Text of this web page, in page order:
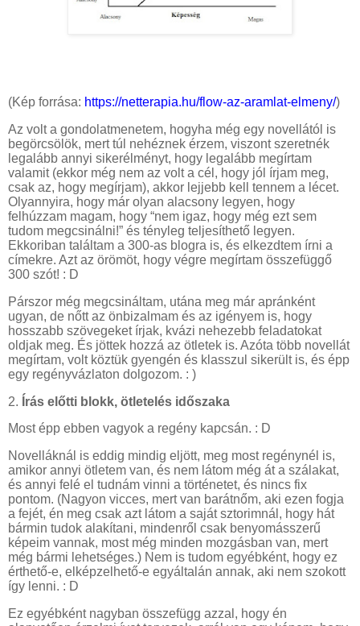
(Kép forrása: https://netterapia.hu/flow-az-aramlat-elmeny/)
Az volt a gondolatmenetem, hogyha még egy novellától is
begörcsölök, mert túl nehéznek érzem, viszont szeretnék
legalább annyi sikerélményt, hogy legalább megírtam
valamit (ekkor még nem az volt a cél, hogy jól írjam meg,
csak az, hogy megírjam), akkor lejjebb kell tennem a lécet.
Olyannyira, hogy már olyan alacsony legyen, hogy
felhúzzam magam, hogy “nem igaz, hogy még ezt sem
tudom megcsinálni!” és tényleg teljesíthető legyen.
Ekkoriban találtam a 300-as blogra is, és elkezdtem írni a
címekre. Azt az örömöt, hogy végre megírtam összefüggő
300 szót! : D
Párszor még megcsináltam, utána meg már apránként
ugyan, de nőtt az önbizalmam és az igényem is, hogy
hosszabb szövegeket írjak, kvázi nehezebb feladatokat
oldjak meg. És jöttek hozzá az ötletek is. Azóta több novellát
megírtam, volt köztük gyengén és klasszul sikerült is, és épp
egy regényvázlaton dolgozom. : )
2. Írás előtti blokk, ötletelés időszaka
Most épp ebben vagyok a regény kapcsán. : D
Novelláknál is eddig mindig eljött, meg most regénynél is,
amikor annyi ötletem van, és nem látom még át a szálakat,
és annyi felé el tudnám vinni a történetet, és nincs fix
pontom. (Nagyon vicces, mert van barátnőm, aki ezen fogja
a fejét, én meg csak azt látom a saját sztorimnál, hogy hát
bármin tudok alakítani, mindenről csak benyomásszerű
képeim vannak, most még minden mozgásban van, mert
még bármi lehetséges.) Nem is tudom egyébként, hogy ez
érthető-e, elképzelhető-e egyáltalán annak, aki nem szokott
így lenni. : D
Ez egyébként nagyban összefügg azzal, hogy én